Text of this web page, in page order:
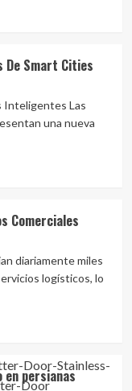
Smart Cities
Inteligentes Las
una nueva
Comerciales
diariamente miles
logísticos, lo
persianas